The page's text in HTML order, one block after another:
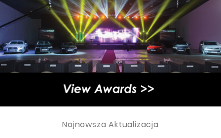
Najnowsza Aktualizacja